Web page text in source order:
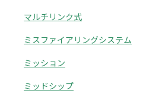
マルチリンク式
ミスファイアリングシステム
ミッション
ミッドシップ